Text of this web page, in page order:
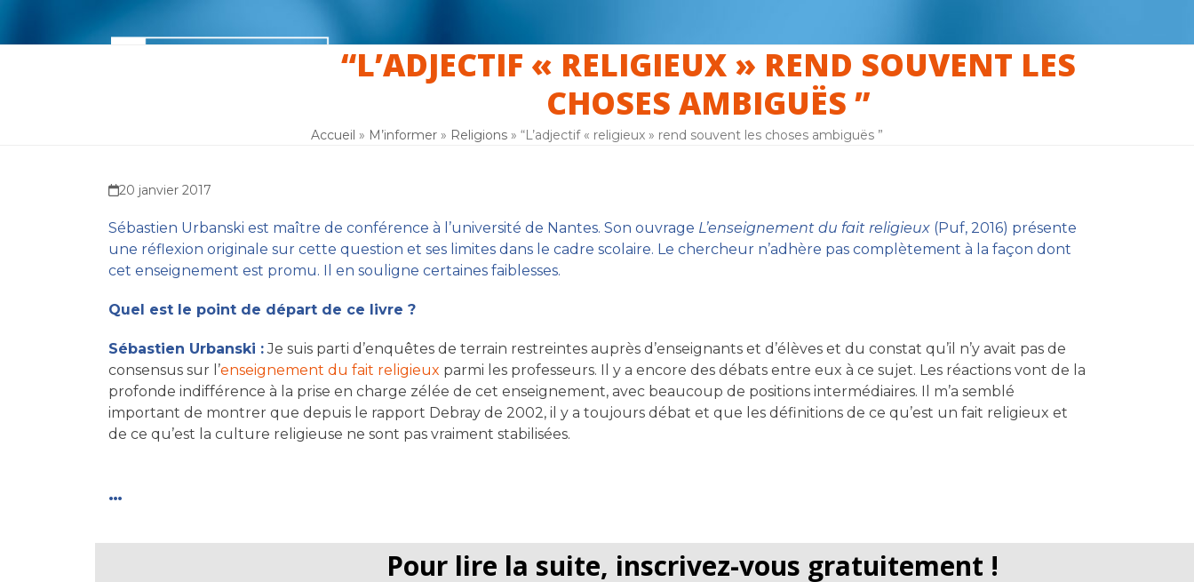
M’outiller La laïcité F.A.Q Inscription
“L’ADJECTIF « RELIGIEUX » REND SOUVENT LES
CHOSES AMBIGUËS ”
Accueil » M’informer » Religions » “L’adjectif « religieux » rend souvent les choses ambiguës ”
20 janvier 2017
Sébastien Urbanski est maître de conférence à l’université de Nantes. Son ouvrage L’enseignement du fait religieux (Puf, 2016) présente
une réflexion originale sur cette question et ses limites dans le cadre scolaire. Le chercheur n’adhère pas complètement à la façon dont
cet enseignement est promu. Il en souligne certaines faiblesses.
Quel est le point de départ de ce livre ?
Sébastien Urbanski :Je suis parti d’enquêtes de terrain restreintes auprès d’enseignants et d’élèves et du constat qu’il n’y avait pas de
consensus sur l’enseignement du fait religieux parmi les professeurs. Il y a encore des débats entre eux à ce sujet. Les réactions vont de la
profonde indifférence à la prise en charge zélée de cet enseignement, avec beaucoup de positions intermédiaires. Il m’a semblé
important de montrer que depuis le rapport Debray de 2002, il y a toujours débat et que les définitions de ce qu’est un fait religieux et
de ce qu’est la culture religieuse ne sont pas vraiment stabilisées.
…
Pour lire la suite, inscrivez-vous gratuitement !